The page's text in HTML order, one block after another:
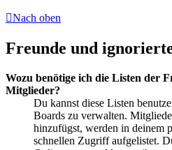
Nach oben
Freunde und
Wozu benötige ich die Listen der
Mitglieder?
Du kannst diese Listen
Boards zu verwalten.
hinzufügst, werden in deinem
schnellen Zugriff aufgelistet.